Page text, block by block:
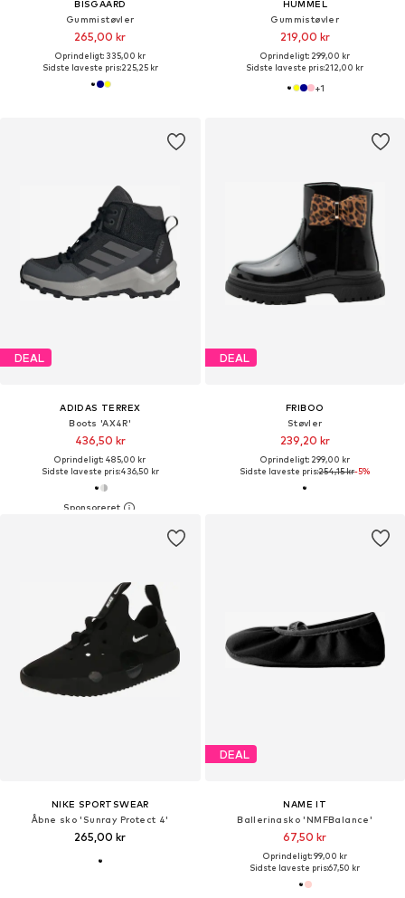
BISGAARD
Gummistøvler
265,00 kr
Oprindeligt: 335,00 kr
Sidste laveste pris:225,25 kr
HUMMEL
Gummistøvler
219,00 kr
Oprindeligt: 299,00 kr
Sidste laveste pris:212,00 kr
+1
DEAL
ADIDAS TERREX
Boots 'AX4R'
436,50 kr
Oprindeligt: 485,00 kr
Sidste laveste pris:436,50 kr
DEAL
FRIBOO
Støvler
239,20 kr
Oprindeligt: 299,00 kr
Sidste laveste pris:254,15 kr-5%
NIKE SPORTSWEAR
Åbne sko 'Sunray Protect 4'
265,00 kr
DEAL
NAME IT
Ballerinasko 'NMFBalance'
67,50 kr
Oprindeligt: 99,00 kr
Sidste laveste pris:67,50 kr